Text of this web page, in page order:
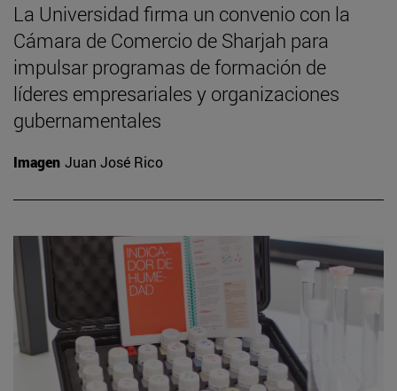
La Universidad firma un convenio con la
Cámara de Comercio de Sharjah para
impulsar programas de formación de
líderes empresariales y organizaciones
gubernamentales
Imagen Juan José Rico